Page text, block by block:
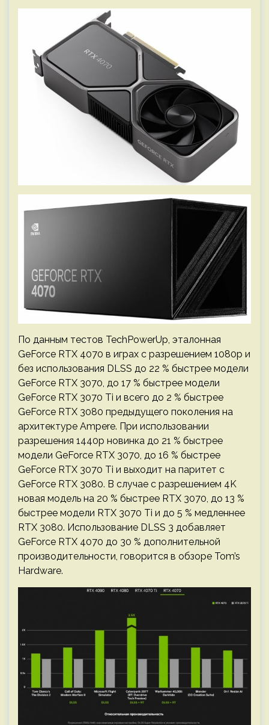
По данным тестов TechPowerUp, эталонная
GeForce RTX 4070 в играх с разрешением 1080p и
без использования DLSS до 22 % быстрее модели
GeForce RTX 3070, до 17 % быстрее модели
GeForce RTX 3070 Ti и всего до 2 % быстрее
GeForce RTX 3080 предыдущего поколения на
архитектуре Ampere. При использовании
разрешения 1440p новинка до 21 % быстрее
модели GeForce RTX 3070, до 16 % быстрее
GeForce RTX 3070 Ti и выходит на паритет с
GeForce RTX 3080. В случае с разрешением 4K
новая модель на 20 % быстрее RTX 3070, до 13 %
быстрее модели RTX 3070 Ti и до 5 % медленнее
RTX 3080. Использование DLSS 3 добавляет
GeForce RTX 4070 до 30 % дополнительной
производительности, говорится в обзоре Tom’s
Hardware.